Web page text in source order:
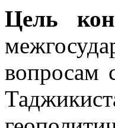
Цель
вопросам